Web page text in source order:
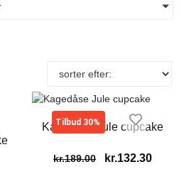
Tilbud 30%
Kagedåse Jule cupcake
kr.189.00 kr.132.30